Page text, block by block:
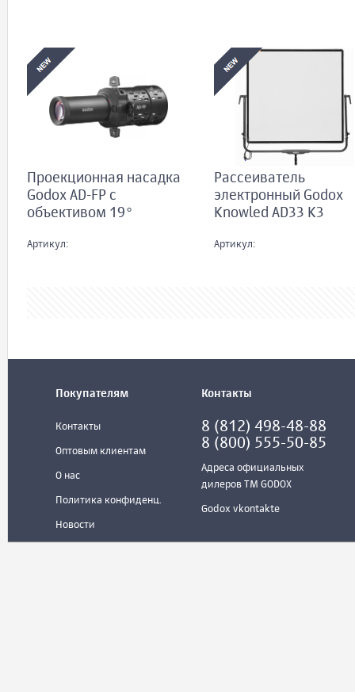
Проекционная насадка
Godox AD-FP с
объективом 19°
Артикул:
Рассеиватель
электронный Godox
Knowled AD33 K3
Артикул:
Покупателям
Контакты
Оптовым клиентам
О нас
Политика конфиденц.
Новости
Контакты
8 (812) 498-48-88
8 (800) 555-50-85
Адреса официальных
дилеров ТМ GODOX
Godox vkontakte